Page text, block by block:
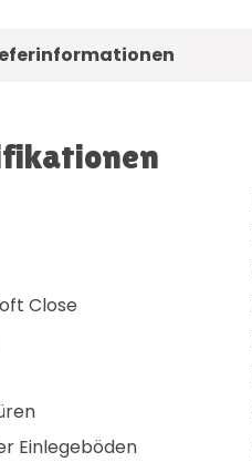
Close
Einlegeböden